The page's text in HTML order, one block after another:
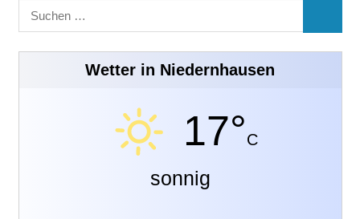
Suchen
nach:
Wetter in Niedernhausen
17°C
sonnig